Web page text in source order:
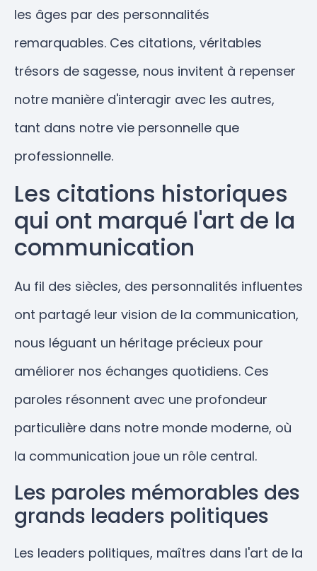
les âges par des personnalités
remarquables. Ces citations, véritables
trésors de sagesse, nous invitent à repenser
notre manière d'interagir avec les autres,
tant dans notre vie personnelle que
professionnelle.
Les citations historiques
qui ont marqué l'art de la
communication
Au fil des siècles, des personnalités influentes
ont partagé leur vision de la communication,
nous léguant un héritage précieux pour
améliorer nos échanges quotidiens. Ces
paroles résonnent avec une profondeur
particulière dans notre monde moderne, où
la communication joue un rôle central.
Les paroles mémorables des
grands leaders politiques
Les leaders politiques, maîtres dans l'art de la